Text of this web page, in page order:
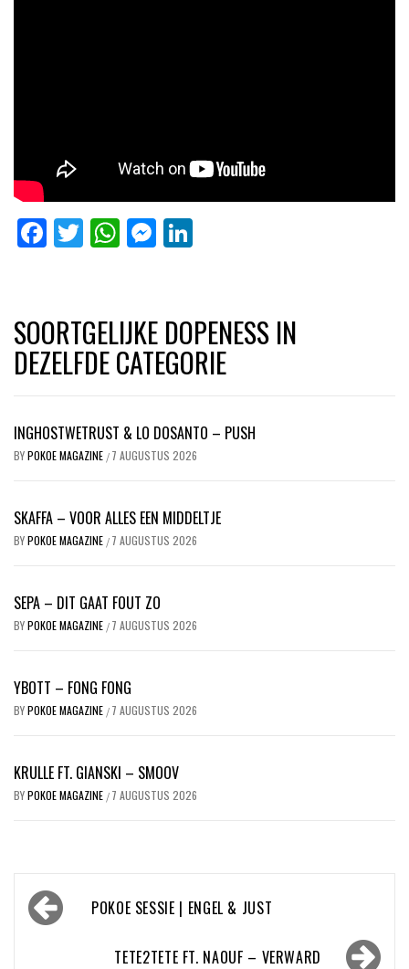
Facebook
Twitter
WhatsApp
Messenger
SOORTGELIJKE DOPENESS IN
DEZELFDE CATEGORIE
INGHOSTWETRUST & LO DOSANTO – PUSH
BYPOKOE MAGAZINE / 7 AUGUSTUS 2026
SKAFFA – VOOR ALLES EEN MIDDELTJE
BYPOKOE MAGAZINE / 7 AUGUSTUS 2026
SEPA – DIT GAAT FOUT ZO
BYPOKOE MAGAZINE / 7 AUGUSTUS 2026
YBOTT – FONG FONG
BYPOKOE MAGAZINE / 7 AUGUSTUS 2026
KRULLE FT. GIANSKI – SMOOV
BYPOKOE MAGAZINE / 7 AUGUSTUS 2026
Bericht
navigatiePOKOE SESSIE | ENGEL & JUST
TETE2TETE FT. NAOUF – VERWARD